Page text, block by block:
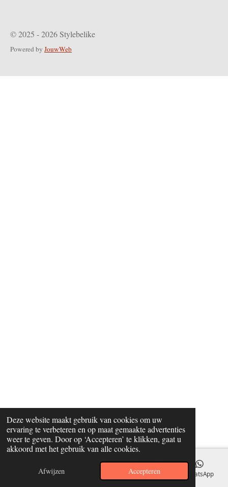
Deze website maakt gebruik van cookies om uw
ervaring te verbeteren en op maat gemaakte advertenties
weer te geven. Door op ‘Accepteren’ te klikken, gaat u
akkoord met het gebruik van alle cookies.
Afwijzen Accepteren
© 2025 - 2026 Stylebelike
Powered by JouwWeb
E-mailadres WhatsApp